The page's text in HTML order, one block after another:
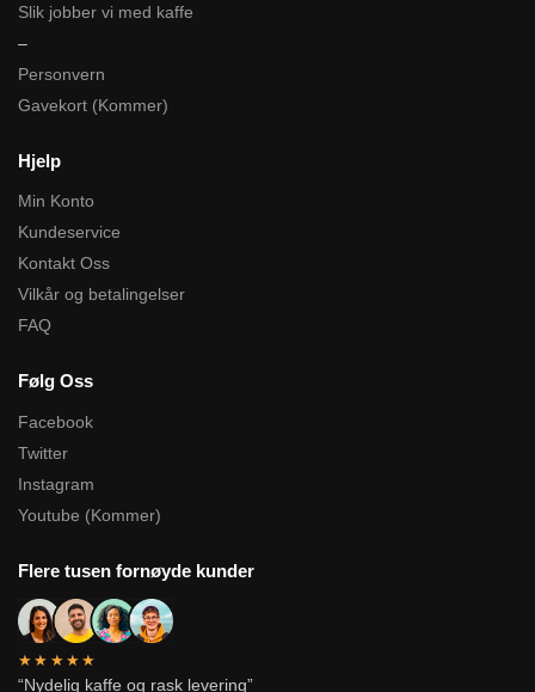
Slik jobber vi med kaffe
–
Personvern
Gavekort (Kommer)
Hjelp
Min Konto
Kundeservice
Kontakt Oss
Vilkår og betalingelser
FAQ
Følg Oss
Facebook
Twitter
Instagram
Youtube (Kommer)
Flere tusen fornøyde kunder
★★★★★
“Nydelig kaffe og rask levering”